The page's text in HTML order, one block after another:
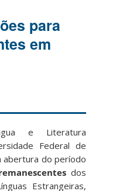
para
em
e Literatura
Federal de
abertura do período
dos
Estrangeiras,